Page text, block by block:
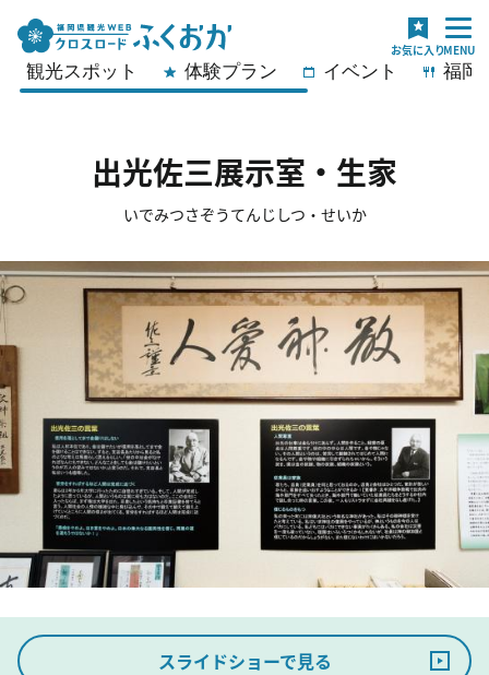
観光スポット 体験プラン イベント 福岡
出光佐三展示室・生家
いでみつさぞうてんじしつ・せいか
スライドショーで見る